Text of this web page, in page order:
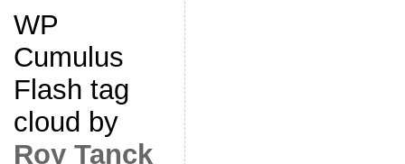
WP
Cumulus
Flash tag
cloud by
Roy Tanck